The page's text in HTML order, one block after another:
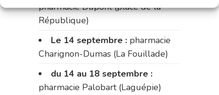
pharmacie Dupont (place de la
République)
Le 14 septembre : pharmacie
Charignon-Dumas (La Fouillade)
du 14 au 18 septembre :
pharmacie Palobart (Laguépie)